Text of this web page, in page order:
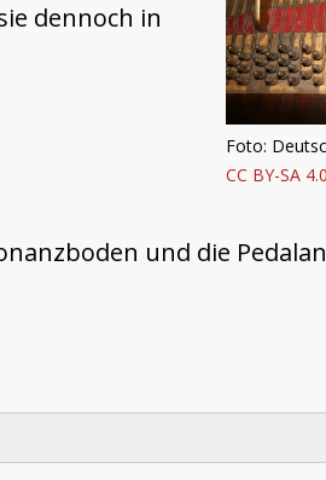
Foto:
CC BY-SA 4.0
dennoch in
und die